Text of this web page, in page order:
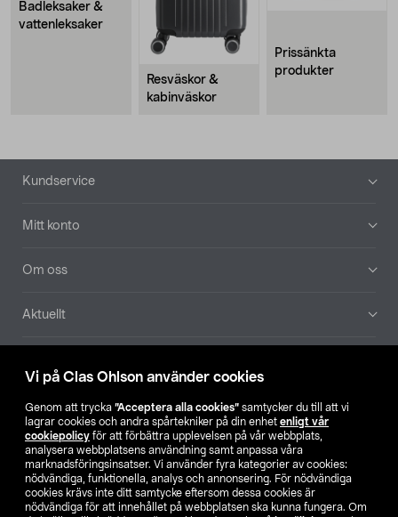
Vi på Clas Ohlson använder cookies
Genom att trycka ”Acceptera alla cookies” samtycker du till att vi
lagrar cookies och andra spårtekniker på din enhet enligt vår
cookiepolicy för att förbättra upplevelsen på vår webbplats,
analysera webbplatsens användning samt anpassa våra
marknadsföringsinsatser. Vi använder fyra kategorier av cookies:
nödvändiga, funktionella, analys och annonsering. För nödvändiga
cookies krävs inte ditt samtycke eftersom dessa cookies är
nödvändiga för att innehållet på webbplatsen ska kunna fungera. Om
Badleksaker &
vattenleksaker
Resväskor &
kabinväskor
Prissänkta
produkter
Sidfot
Kundservice
Mitt konto
Om oss
Aktuellt
Hitta butik
SE NO FI